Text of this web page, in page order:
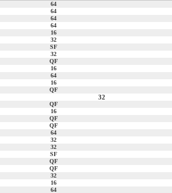
64
64
64
64
16
32
SF
32
QF
16
64
16
QF
32
QF
16
QF
QF
64
32
32
SF
QF
QF
32
16
64